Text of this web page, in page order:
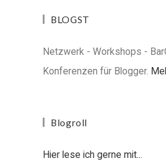
BLOGST
Netzwerk - Workshops -
Konferenzen für Blogger.
Blogroll
Hier lese ich gerne mit...